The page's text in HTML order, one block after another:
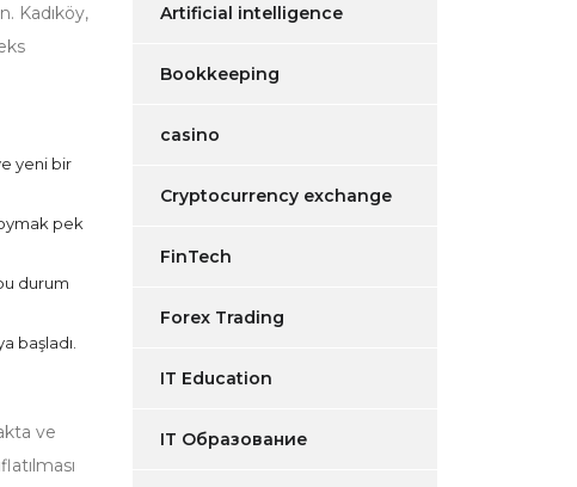
Kadıköy,
yeni bir
pek
durum
başladı.
ve
Artificial intelligence
Bookkeeping
casino
Cryptocurrency exchange
FinTech
Forex Trading
IT Education
IT Образование